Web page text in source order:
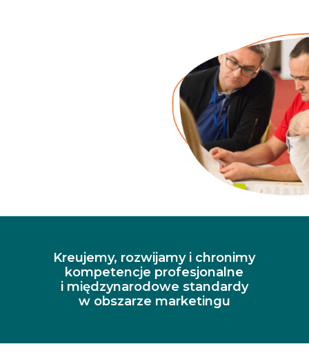
Kreujemy, rozwijamy i chronimy
kompetencje profesjonalne
i międzynarodowe standardy
w obszarze marketingu